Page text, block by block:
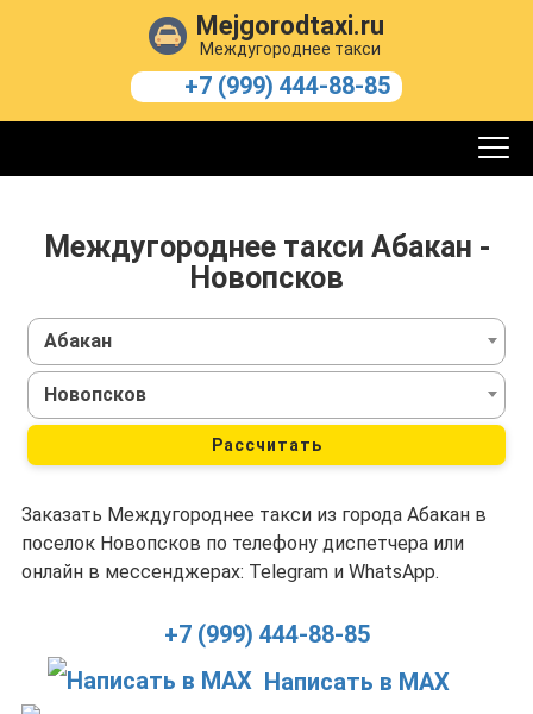
Mejgorodtaxi.ru
Междугороднее такси
+7 (999) 444-88-85
Междугороднее такси Абакан -
Новопсков
Абакан
Новопсков
Рассчитать
Заказать Междугороднее такси из города Абакан в
поселок Новопсков по телефону диспетчера или
онлайн в мессенджерах: Telegram и WhatsApp.
+7 (999) 444-88-85
Написать в MAX